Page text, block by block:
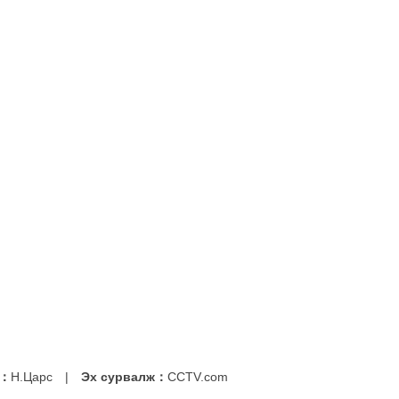
Н.Царс | Эх сурвалж： CCTV.com